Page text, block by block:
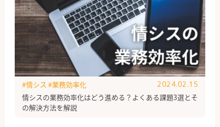
情シスの業務効率化はどう進める？よくある課題3選とそ
の解決方法を解説
#情シス #業務効率化 2024.02.15